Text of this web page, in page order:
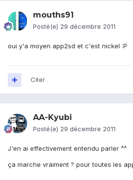
mouths91
Posté(e) 29 décembre 2011
oui y'a moyen app2sd et c'est nickel :P
Citer
AA-Kyubi
Posté(e) 29 décembre 2011
J'en ai effectivement entendu parler ^^
ça marche vraiment ? pour toutes les